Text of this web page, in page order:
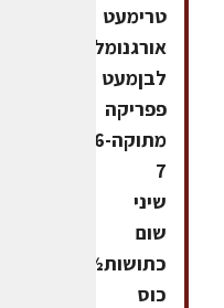
טרימעט
אורגנומלחפלפל
לבןמעט
פפריקה
מתוקה6-
7
שיני
שום
כתושות½
כוס